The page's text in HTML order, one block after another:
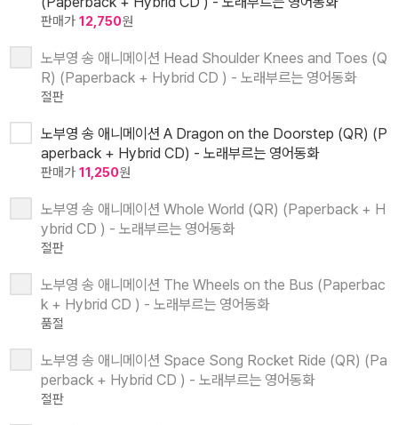
판매가 12,750원
노부영 송 애니메이션 Head Shoulder Knees and Toes (Q
R) (Paperback + Hybrid CD ) - 노래부르는 영어동화
절판
노부영 송 애니메이션 A Dragon on the Doorstep (QR) (P
aperback + Hybrid CD) - 노래부르는 영어동화
판매가 11,250원
노부영 송 애니메이션 Whole World (QR) (Paperback + H
ybrid CD ) - 노래부르는 영어동화
절판
노부영 송 애니메이션 The Wheels on the Bus (Paperbac
k + Hybrid CD ) - 노래부르는 영어동화
품절
노부영 송 애니메이션 Space Song Rocket Ride (QR) (Pa
perback + Hybrid CD ) - 노래부르는 영어동화
절판